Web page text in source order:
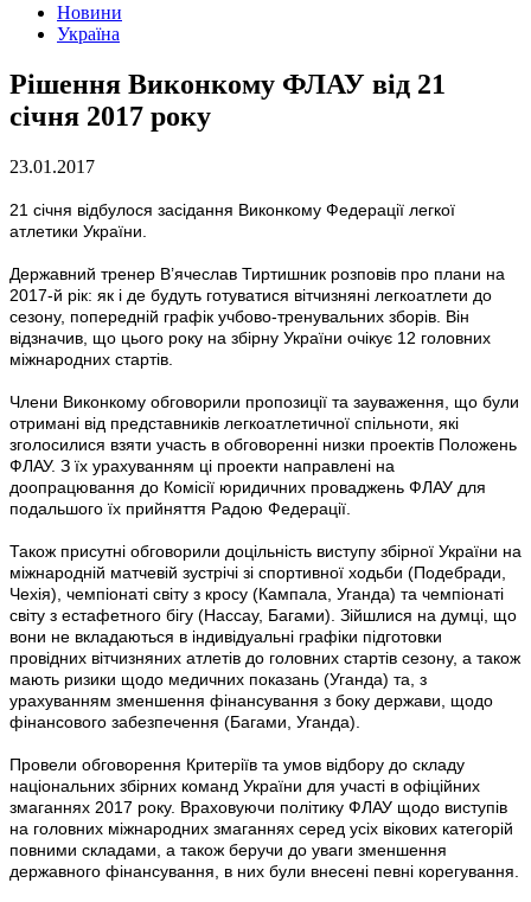
Новини
Україна
Рішення Виконкому ФЛАУ від 21
січня 2017 року
23.01.2017
21 січня відбулося засідання Виконкому Федерації легкої
атлетики України.
Державний тренер В’ячеслав Тиртишник розповів про плани на
2017-й рік: як і де будуть готуватися вітчизняні легкоатлети до
сезону, попередній графік учбово-тренувальних зборів. Він
відзначив, що цього року на збірну України очікує 12 головних
міжнародних стартів.
Члени Виконкому обговорили пропозиції та зауваження, що були
отримані від представників легкоатлетичної спільноти, які
зголосилися взяти участь в обговоренні низки проектів Положень
ФЛАУ. З їх урахуванням ці проекти направлені на
доопрацювання до Комісії юридичних проваджень ФЛАУ для
подальшого їх прийняття Радою Федерації.
Також присутні обговорили доцільність виступу збірної України на
міжнародній матчевій зустрічі зі спортивної ходьби (Подебради,
Чехія), чемпіонаті світу з кросу (Кампала, Уганда) та чемпіонаті
світу з естафетного бігу (Нассау, Багами). Зійшлися на думці, що
вони не вкладаються в індивідуальні графіки підготовки
провідних вітчизняних атлетів до головних стартів сезону, а також
мають ризики щодо медичних показань (Уганда) та, з
урахуванням зменшення фінансування з боку держави, щодо
фінансового забезпечення (Багами, Уганда).
Провели обговорення Критеріїв та умов відбору до складу
національних збірних команд України для участі в офіційних
змаганнях 2017 року. Враховуючи політику ФЛАУ щодо виступів
на головних міжнародних змаганнях серед усіх вікових категорій
повними складами, а також беручи до уваги зменшення
державного фінансування, в них були внесені певні корегування.